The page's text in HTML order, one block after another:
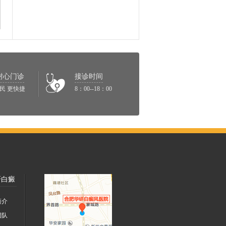
心门诊
更快捷
接诊时间
8：00--18：00
癜
介